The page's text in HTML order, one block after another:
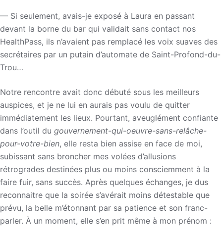
— Si seulement, avais-je exposé à Laura en passant
devant la borne du bar qui validait sans contact nos
HealthPass, ils n’avaient pas remplacé les voix suaves des
secrétaires par un putain d’automate de Saint-Profond-du-
Trou…
Notre rencontre avait donc débuté sous les meilleurs
auspices, et je ne lui en aurais pas voulu de quitter
immédiatement les lieux. Pourtant, aveuglément confiante
dans l’outil du gouvernement-qui-oeuvre-sans-relâche-
pour-votre-bien, elle resta bien assise en face de moi,
subissant sans broncher mes volées d’allusions
rétrogrades destinées plus ou moins consciemment à la
faire fuir, sans succès. Après quelques échanges, je dus
reconnaitre que la soirée s’avérait moins détestable que
prévu, la belle m’étonnant par sa patience et son franc-
parler. À un moment, elle s’en prit même à mon prénom :